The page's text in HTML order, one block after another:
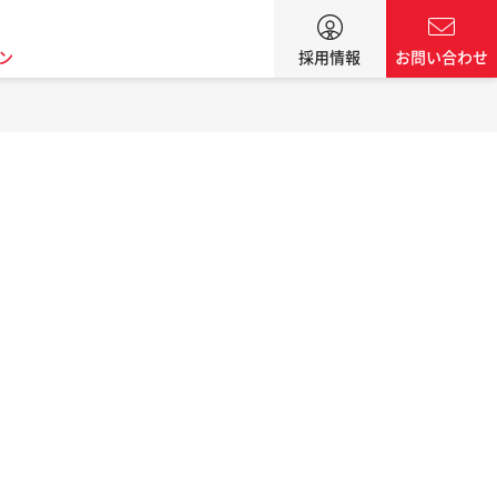
採用情報 お問い合わせ